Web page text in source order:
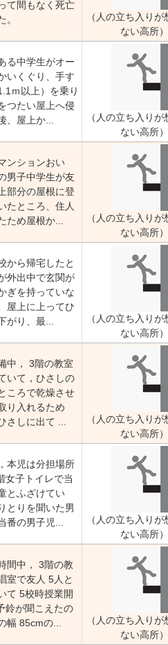
て間もなく死亡
。
（人の立ち入りが
ない高所）
る中学生がオー
いくぐり、手す
ｍ以上）を乗り
つたい屋上へ侵
、屋上か...
（人の立ち入りが
ない高所）
ンションおい
男子中学生が友
部分の屋根に登
たところ、住人
ため屋根か...
（人の立ち入りが
ない高所）
から帰宅したと
外出中で玄関が
ぎを持っていな
屋上に上ってひ
がり、最...
（人の立ち入りが
ない高所）
中， 3階の教室
いて，ひさしの
ころで乾燥させ
り入れるため
さしに出て ...
（人の立ち入りが
ない高所）
本児は分担場所
女子トイレで当
とふざけてい
とりを聞いた男
番の男子児...
（人の立ち入りが
ない高所）
間中， 3階の教
室で友人 5人と
て 5校時授業開
鈴が聞こえたの
幅 85cmの...
（人の立ち入りが
ない高所）